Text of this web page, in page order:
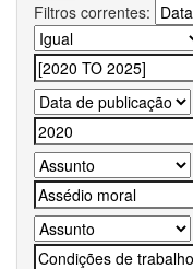
Filtros correntes: